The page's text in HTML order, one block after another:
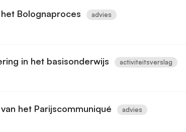
Bolognaproces advies
in het basisonderwijs activiteitsverslag
het Parijscommuniqué advies